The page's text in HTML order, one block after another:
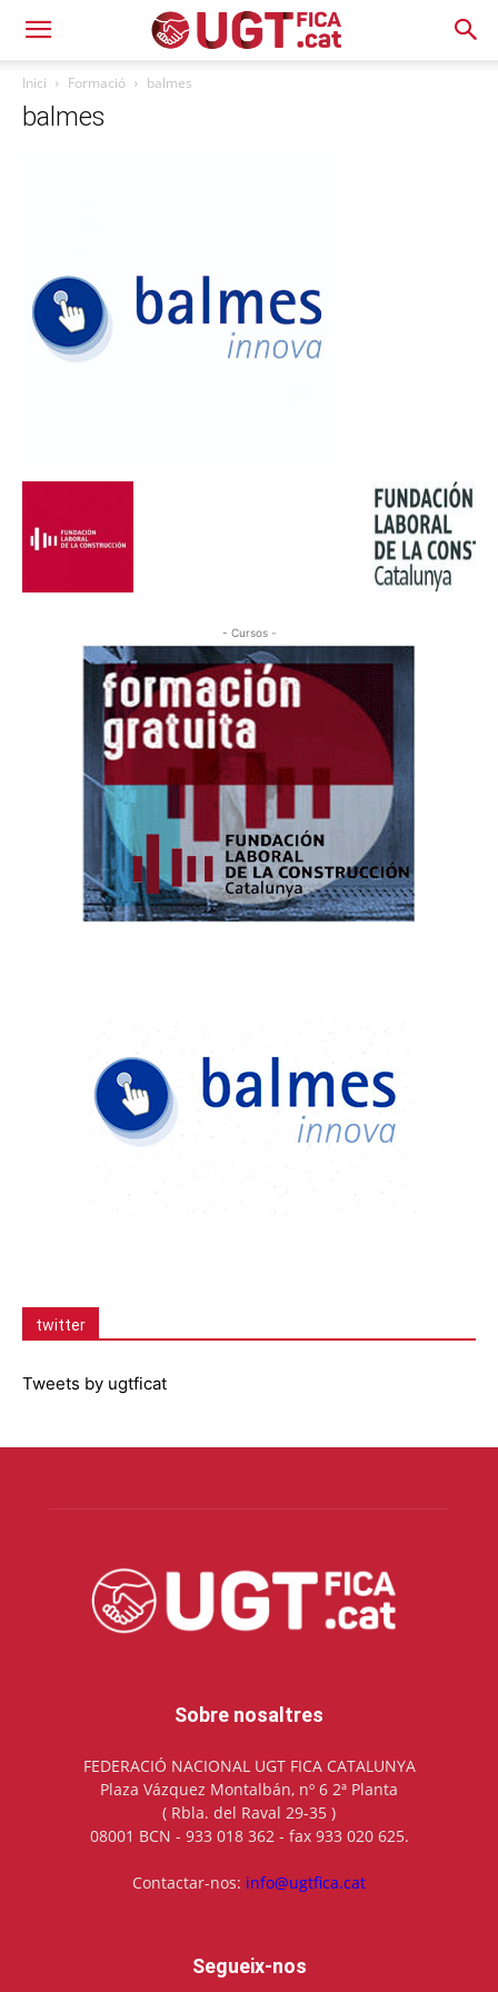
Inici Formació balmes
balmes
- Cursos -
twitter
Tweets by ugtficat
Sobre nosaltres
FEDERACIÓ NACIONAL UGT FICA CATALUNYA
Plaza Vázquez Montalbán, nº 6 2ª Planta
( Rbla. del Raval 29-35 )
08001 BCN - 933 018 362 - fax 933 020 625.
Contactar-nos: info@ugtfica.cat
Segueix-nos